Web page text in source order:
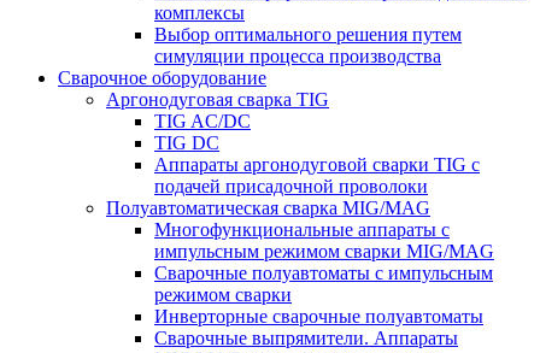
комплексы
Выбор оптимального решения путем
симуляции процесса производства
Сварочное оборудование
Аргонодуговая сварка TIG
TIG AC/DC
TIG DC
Аппараты аргонодуговой сварки TIG с
подачей присадочной проволоки
Полуавтоматическая сварка MIG/MAG
Многофункциональные аппараты с
импульсным режимом сварки MIG/MAG
Сварочные полуавтоматы с импульсным
режимом сварки
Инверторные сварочные полуавтоматы
Сварочные выпрямители. Аппараты